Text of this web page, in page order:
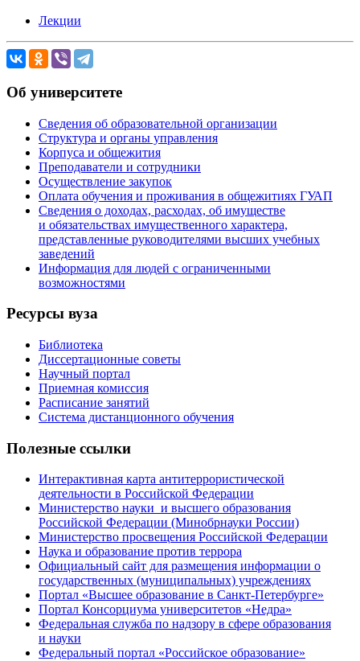
Лекции
Об университете
Сведения об образовательной организации
Структура и органы управления
Корпуса и общежития
Преподаватели и сотрудники
Осуществление закупок
Оплата обучения и проживания в общежитиях ГУАП
Сведения о доходах, расходах, об имуществе
и обязательствах имущественного характера,
представленные руководителями высших учебных
заведений
Информация для людей с ограниченными
возможностями
Ресурсы вуза
Библиотека
Диссертационные советы
Научный портал
Приемная комиссия
Расписание занятий
Система дистанционного обучения
Полезные ссылки
Интерактивная карта антитеррористической
деятельности в Российской Федерации
Министерство науки и высшего образования
Российской Федерации (Минобрнауки России)
Министерство просвещения Российской Федерации
Наука и образование против террора
Официальный сайт для размещения информации о
государственных (муниципальных) учреждениях
Портал «Высшее образование в Санкт-Петербурге»
Портал Консорциума университетов «Недра»
Федеральная служба по надзору в сфере образования
и науки
Федеральный портал «Российское образование»